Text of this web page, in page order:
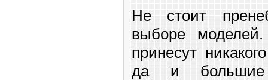
Не стоит
выборе
принесут
да и большие